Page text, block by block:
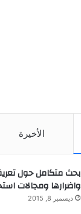
الأخيرة
بحث متكامل حول
واضرارها ومجالات
ديسمبر 8, 2015